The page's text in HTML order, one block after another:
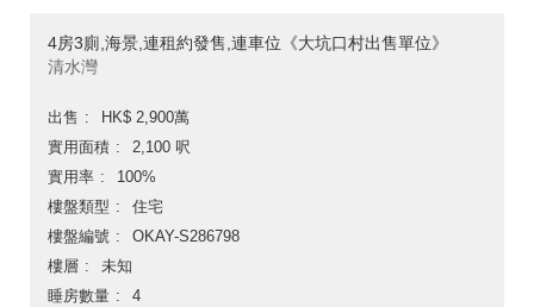
4房3廁,海景,連租約發售,連車位《大坑口村出售單位》
清水灣
出售
HK$ 2,900萬
實用面積
2,100 呎
實用率
100%
樓盤類型
住宅
樓盤編號
OKAY-S286798
樓層
未知
睡房數量
4